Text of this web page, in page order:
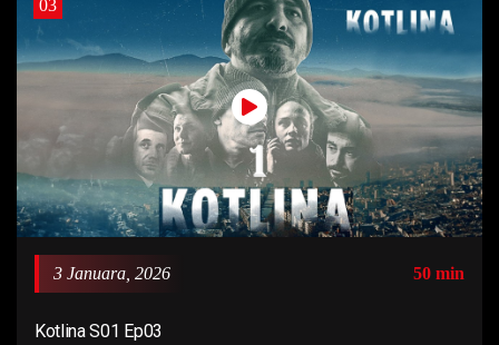
03
3 Januara, 2026 50 min
Kotlina S01 Ep03